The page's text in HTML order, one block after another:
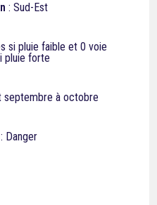
: Sud-Est
si pluie faible et 0 voie
pluie forte
septembre à octobre
: Danger